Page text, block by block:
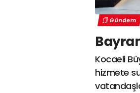
Gündem
Kocaeli
hizmete